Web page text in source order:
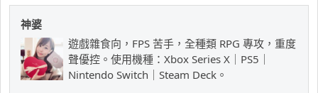
神婆
遊戲雜食向，FPS 苦手，全種類 RPG 專攻，重度
聲優控。使用機種：Xbox Series X｜PS5｜
Nintendo Switch｜Steam Deck。